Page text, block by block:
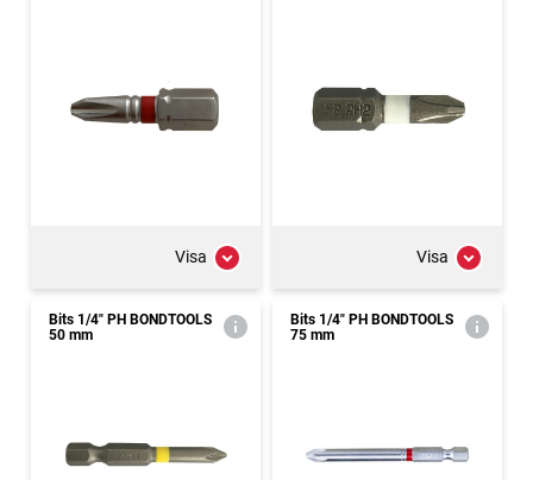
Visa Visa
Bits 1/4" PH BONDTOOLS
50 mm
Bits 1/4" PH BONDTOOLS
75 mm